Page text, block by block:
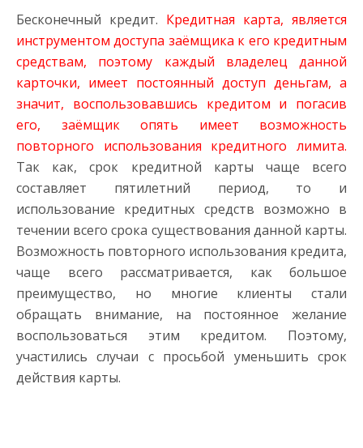
Бесконечный кредит. Кредитная карта, является
инструментом доступа заёмщика к его кредитным
средствам, поэтому каждый владелец данной
карточки, имеет постоянный доступ деньгам, а
значит, воспользовавшись кредитом и погасив
его, заёмщик опять имеет возможность
повторного использования кредитного лимита.
Так как, срок кредитной карты чаще всего
составляет пятилетний период, то и
использование кредитных средств возможно в
течении всего срока существования данной карты.
Возможность повторного использования кредита,
чаще всего рассматривается, как большое
преимущество, но многие клиенты стали
обращать внимание, на постоянное желание
воспользоваться этим кредитом. Поэтому,
участились случаи с просьбой уменьшить срок
действия карты.